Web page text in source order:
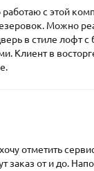
работаю с этой
Можно
в стиле лофт
Клиент в
отметить
заказ от и до.